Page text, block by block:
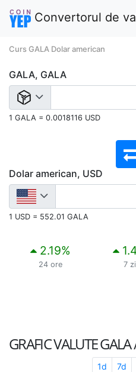
Convertorul de
Curs GALA Dolar american
GALA, GALA
1 GALA = 0.0018116 USD
Dolar american, USD
1 USD = 552.01 GALA
2.19%
24 ore 7
GRAFIC VALUTEGALA
1d 7d